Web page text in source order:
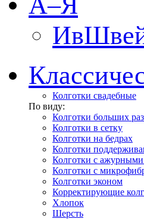
Колготки свадебные
По виду:
Колготки больших
Колготки в сетку
Колготки на бедрах
Колготки
Колготки с ажурными
Колготки с
Колготки эконом
Корректирующие
Хлопок
Шерсть